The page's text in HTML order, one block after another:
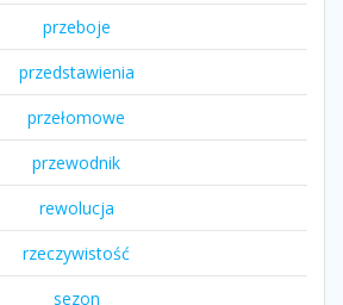
przeboje
przedstawienia
przełomowe
przewodnik
rewolucja
rzeczywistość
sezon